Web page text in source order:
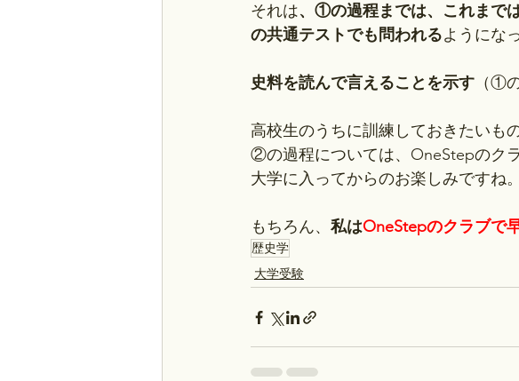
それは、①の過程までは、これまで
の共通テストでも問われるようにな
史料を読んで言えることを示す （①
高校生のうちに訓練しておきたいもの
②の過程については、OneStepのク
大学に入ってからのお楽しみですね。
もちろん、 私はOneStepのクラブで
歴史学
大学受験